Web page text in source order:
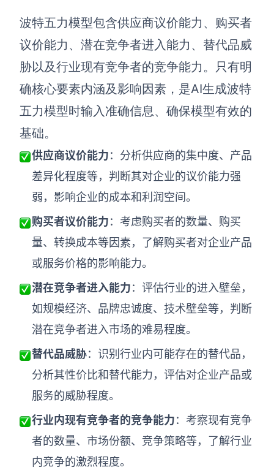
查看所有场景
创意与绘图
AI生成思维导图
AI生成流程图
AI生成用户旅程图
战略与流程设计
AI生成商业画布
AI生成SWOT分析
AI生成PEST分析
AI生成5Why分析
AI生成平衡计分卡
数据分析与策略 智能创作
波特五力模型包含供应商议价能力、购买者
议价能力、潜在竞争者进入能力、替代品威
胁以及行业现有竞争者的竞争能力。只有明
确核心要素内涵及影响因素，是AI生成波特
五力模型时输入准确信息、确保模型有效的
基础。
供应商议价能力：分析供应商的集中度、产品
差异化程度等，判断其对企业的议价能力强
弱，影响企业的成本和利润空间。
购买者议价能力：考虑购买者的数量、购买
量、转换成本等因素，了解购买者对企业产品
或服务价格的影响能力。
潜在竞争者进入能力：评估行业的进入壁垒，
如规模经济、品牌忠诚度、技术壁垒等，判断
潜在竞争者进入市场的难易程度。
替代品威胁：识别行业内可能存在的替代品，
分析其性价比和替代能力，评估对企业产品或
服务的威胁程度。
行业内现有竞争者的竞争能力：考察现有竞争
者的数量、市场份额、竞争策略等，了解行业
内竞争的激烈程度。